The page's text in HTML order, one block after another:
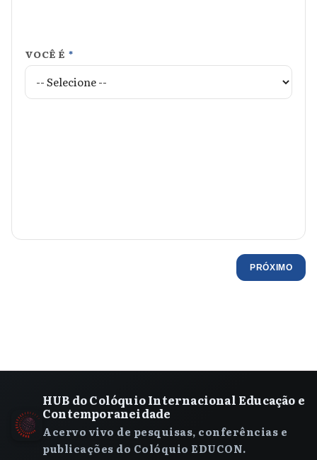
VOCÊ É *
PRÓXIMO
HUB do Colóquio Internacional Educação e
Contemporaneidade
Acervo vivo de pesquisas, conferências e
publicações do Colóquio EDUCON.